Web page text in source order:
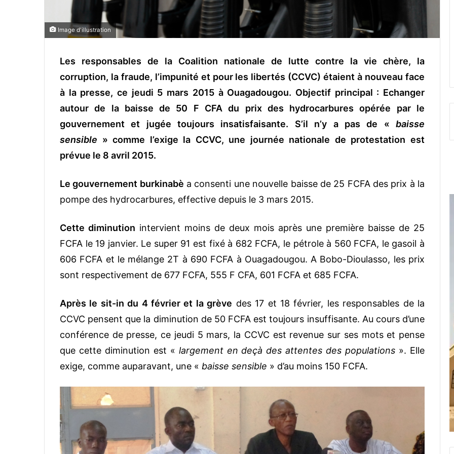
Image d'illustration
Les responsables de la Coalition nationale de lutte contre la vie chère, la
corruption, la fraude, l’impunité et pour les libertés (CCVC) étaient à nouveau face
à la presse, ce jeudi 5 mars 2015 à Ouagadougou. Objectif principal : Echanger
autour de la baisse de 50 F CFA du prix des hydrocarbures opérée par le
gouvernement et jugée toujours insatisfaisante. S’il n’y a pas de « baisse
sensible » comme l’exige la CCVC, une journée nationale de protestation est
prévue le 8 avril 2015.
Le gouvernement burkinabè a consenti une nouvelle baisse de 25 FCFA des prix à la
pompe des hydrocarbures, effective depuis le 3 mars 2015.
Cette diminution intervient moins de deux mois après une première baisse de 25
FCFA le 19 janvier. Le super 91 est fixé à 682 FCFA, le pétrole à 560 FCFA, le gasoil à
606 FCFA et le mélange 2T à 690 FCFA à Ouagadougou. A Bobo-Dioulasso, les prix
sont respectivement de 677 FCFA, 555 F CFA, 601 FCFA et 685 FCFA.
Après le sit-in du 4 février et la grève des 17 et 18 février, les responsables de la
CCVC pensent que la diminution de 50 FCFA est toujours insuffisante. Au cours d’une
conférence de presse, ce jeudi 5 mars, la CCVC est revenue sur ses mots et pense
que cette diminution est « largement en deçà des attentes des populations ». Elle
exige, comme auparavant, une « baisse sensible » d’au moins 150 FCFA.